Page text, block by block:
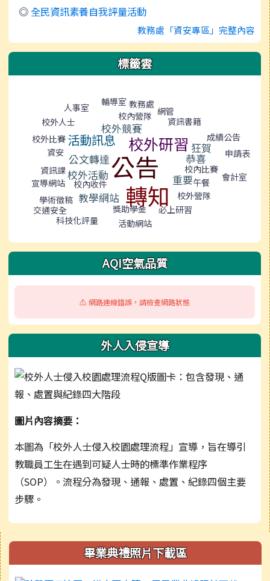
◎全民資訊素養自我評量活動
教務處「資安專區」完整內容
標籤雲
人事室
輔導室
校外人士
活動訊息
校外競賽
校內營隊
教務處
網管
資訊書籍
校外比賽
校外研習
成績公告
資安 公文轉達公告 恭喜
狂賀
申請表
資訊課校外活動
校內比賽
宣導網站
校內收件 午餐 會計室
教學網站 轉知 重要
交通安全
學術徵稿 校外營隊
科技化評量
獎助學金
必上研習
活動網站
AQI空氣品質
⚠️ 網路連線錯誤，請檢查網路狀態
外人入侵宣導
圖片內容摘要：
本圖為「校外人士侵入校園處理流程」宣導，旨在導引
教職員工生在遇到可疑人士時的標準作業程序
（SOP）。流程分為發現、通報、處置、紀錄四個主要
步驟。
右邊區域內容畢業典禮照片下載區